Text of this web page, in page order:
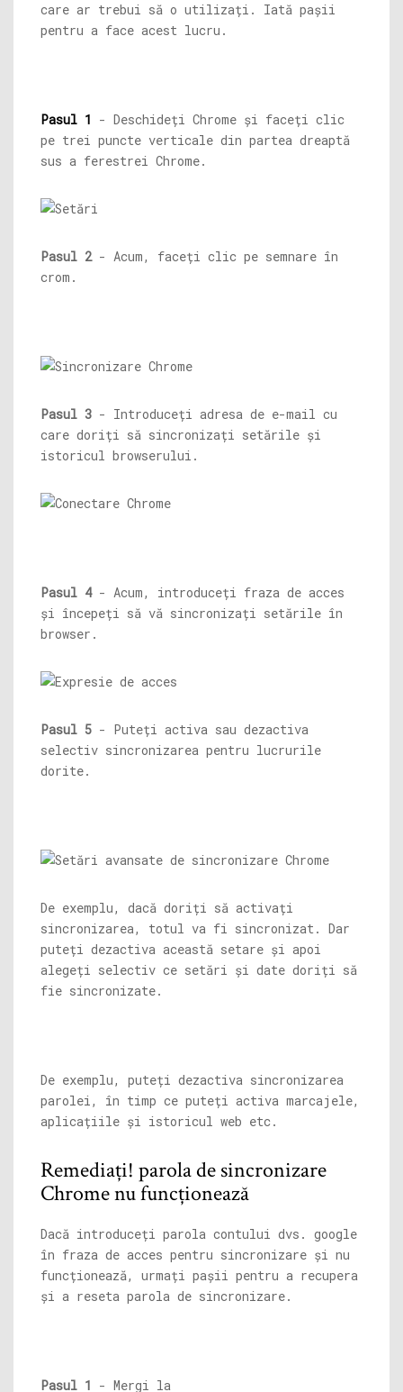
care ar trebui să o utilizați. Iată pașii
pentru a face acest lucru.
Pasul 1 - Deschideți Chrome și faceți clic
pe trei puncte verticale din partea dreaptă
sus a ferestrei Chrome.
Pasul 2- Acum, faceți clic pe semnare în
crom.
Pasul 3 - Introduceți adresa de e-mail cu
care doriți să sincronizați setările și
istoricul browserului.
Pasul 4- Acum, introduceți fraza de acces
și începeți să vă sincronizați setările în
browser.
Pasul 5 - Puteți activa sau dezactiva
selectiv sincronizarea pentru lucrurile
dorite.
De exemplu, dacă doriți să activați
sincronizarea, totul va fi sincronizat. Dar
puteți dezactiva această setare și apoi
alegeți selectiv ce setări și date doriți să
fie sincronizate.
De exemplu, puteți dezactiva sincronizarea
parolei, în timp ce puteți activa marcajele,
aplicațiile și istoricul web etc.
Remediați! parola de sincronizare
Chrome nu funcționează
Dacă introduceți parola contului dvs. google
în fraza de acces pentru sincronizare și nu
funcționează, urmați pașii pentru a recupera
și a reseta parola de sincronizare.
Pasul 1 - Mergi la